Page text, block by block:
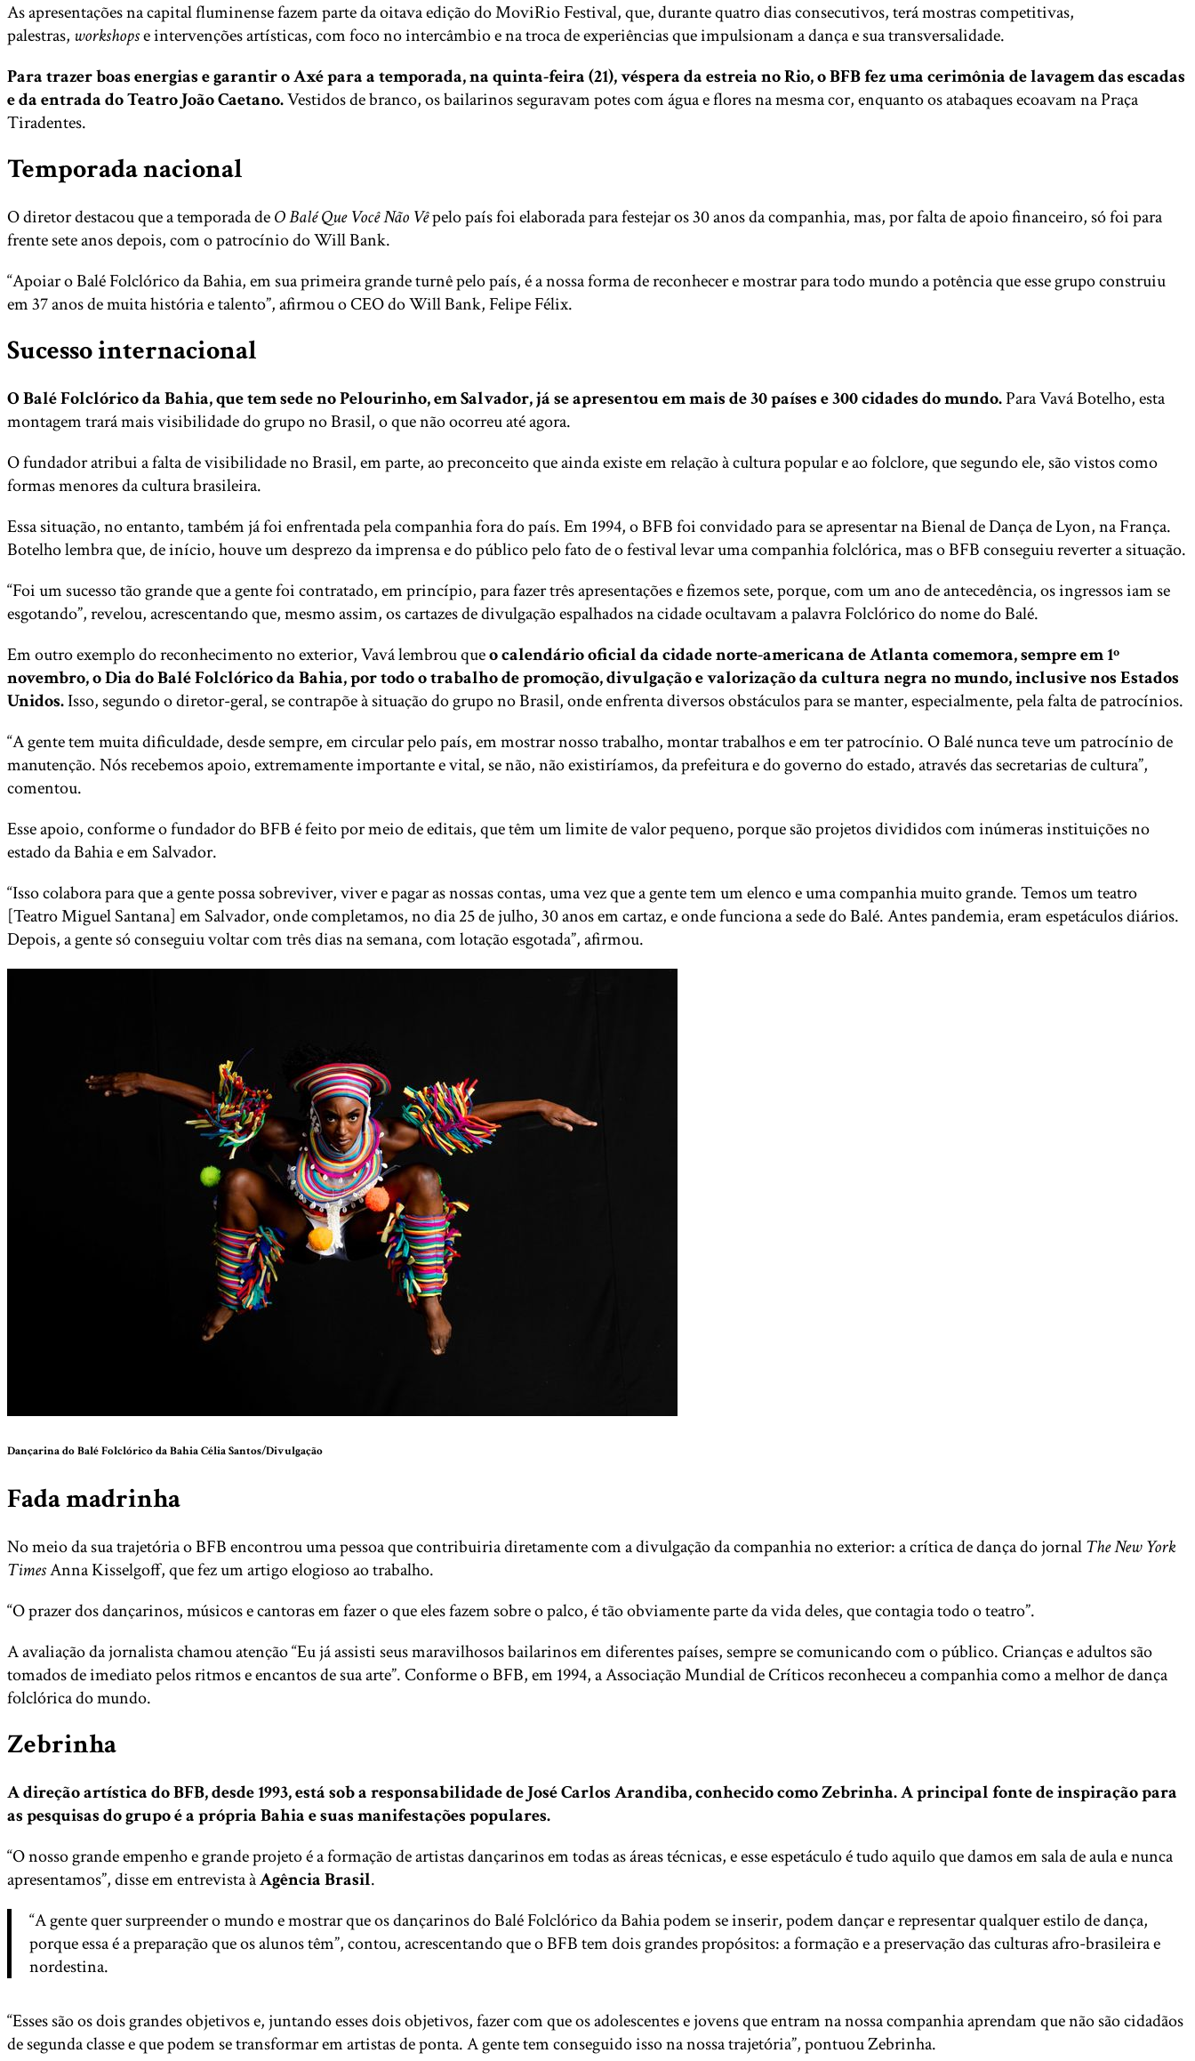
As apresentações na capital fluminense fazem parte da oitava edição do MoviRio Festival, que, durante quatro dias consecutivos, terá mostras competitivas,
palestras, workshopse intervenções artísticas, com foco no intercâmbio e na troca de experiências que impulsionam a dança e sua transversalidade.
Para trazer boas energias e garantir o Axé para a temporada, na quinta-feira (21), véspera da estreia no Rio, o BFB fez uma cerimônia de lavagem das escadas
e da entrada do Teatro João Caetano.Vestidos de branco, os bailarinos seguravam potes com água e flores na mesma cor, enquanto os atabaques ecoavam na Praça
Tiradentes.
Temporada nacional
O diretor destacou que a temporada deO Balé Que Você Não Vêpelo país foi elaborada para festejar os 30 anos da companhia, mas, por falta de apoio financeiro, só foi para
frente sete anos depois, com o patrocínio do Will Bank.
“Apoiar o Balé Folclórico da Bahia, em sua primeira grande turnê pelo país, é a nossa forma de reconhecer e mostrar para todo mundo a potência que esse grupo construiu
em 37 anos de muita história e talento”, afirmou o CEO do Will Bank, Felipe Félix.
Sucesso internacional
O Balé Folclórico da Bahia, que tem sede no Pelourinho, em Salvador, já se apresentou em mais de 30 países e 300 cidades do mundo.Para Vavá Botelho, esta
montagem trará mais visibilidade do grupo no Brasil, o que não ocorreu até agora.
O fundador atribui a falta de visibilidade no Brasil, em parte, ao preconceito que ainda existe em relação à cultura popular e ao folclore, que segundo ele, são vistos como
formas menores da cultura brasileira.
Essa situação, no entanto, também já foi enfrentada pela companhia fora do país. Em 1994, o BFB foi convidado para se apresentar na Bienal de Dança de Lyon, na França.
Botelho lembra que, de início, houve um desprezo da imprensa e do público pelo fato de o festival levar uma companhia folclórica, mas o BFB conseguiu reverter a situação.
“Foi um sucesso tão grande que a gente foi contratado, em princípio, para fazer três apresentações e fizemos sete, porque, com um ano de antecedência, os ingressos iam se
esgotando”, revelou, acrescentando que, mesmo assim, os cartazes de divulgação espalhados na cidade ocultavam a palavra Folclórico do nome do Balé.
Em outro exemplo do reconhecimento no exterior, Vavá lembrou queo calendário oficial da cidade norte-americana de Atlanta comemora, sempre em 1º
novembro, o Dia do Balé Folclórico da Bahia, por todo o trabalho de promoção, divulgação e valorização da cultura negra no mundo, inclusive nos Estados
Unidos.Isso, segundo o diretor-geral, se contrapõe à situação do grupo no Brasil, onde enfrenta diversos obstáculos para se manter, especialmente, pela falta de patrocínios.
“A gente tem muita dificuldade, desde sempre, em circular pelo país, em mostrar nosso trabalho, montar trabalhos e em ter patrocínio. O Balé nunca teve um patrocínio de
manutenção. Nós recebemos apoio, extremamente importante e vital, se não, não existiríamos, da prefeitura e do governo do estado, através das secretarias de cultura”,
comentou.
Esse apoio, conforme o fundador do BFB é feito por meio de editais, que têm um limite de valor pequeno, porque são projetos divididos com inúmeras instituições no
estado da Bahia e em Salvador.
“Isso colabora para que a gente possa sobreviver, viver e pagar as nossas contas, uma vez que a gente tem um elenco e uma companhia muito grande. Temos um teatro
[Teatro Miguel Santana] em Salvador, onde completamos, no dia 25 de julho, 30 anos em cartaz, e onde funciona a sede do Balé. Antes pandemia, eram espetáculos diários.
Depois, a gente só conseguiu voltar com três dias na semana, com lotação esgotada”, afirmou.
Dançarina do Balé Folclórico da BahiaCélia Santos/Divulgação
Fada madrinha
No meio da sua trajetória o BFB encontrou uma pessoa que contribuiria diretamente com a divulgação da companhia no exterior: a crítica de dança do jornalThe New York
TimesAnna Kisselgoff, que fez um artigo elogioso ao trabalho.
“O prazer dos dançarinos, músicos e cantoras em fazer o que eles fazem sobre o palco, é tão obviamente parte da vida deles, que contagia todo o teatro”.
A avaliação da jornalista chamou atenção “Eu já assisti seus maravilhosos bailarinos em diferentes países, sempre se comunicando com o público. Crianças e adultos são
tomados de imediato pelos ritmos e encantos de sua arte”. Conforme o BFB, em 1994, a Associação Mundial de Críticos reconheceu a companhia como a melhor de dança
folclórica do mundo.
Zebrinha
A direção artística do BFB, desde 1993, está sob a responsabilidade de José Carlos Arandiba, conhecido como Zebrinha. A principal fonte de inspiração para
as pesquisas do grupo é a própria Bahia e suas manifestações populares.
“O nosso grande empenho e grande projeto é a formação de artistas dançarinos em todas as áreas técnicas, e esse espetáculo é tudo aquilo que damos em sala de aula e nunca
apresentamos”, disse em entrevista àAgência Brasil.
“A gente quer surpreender o mundo e mostrar que os dançarinos do Balé Folclórico da Bahia podem se inserir, podem dançar e representar qualquer estilo de dança,
porque essa é a preparação que os alunos têm”, contou, acrescentando que o BFB tem dois grandes propósitos: a formação e a preservação das culturas afro-brasileira e
nordestina.
“Esses são os dois grandes objetivos e, juntando esses dois objetivos, fazer com que os adolescentes e jovens que entram na nossa companhia aprendam que não são cidadãos
de segunda classe e que podem se transformar em artistas de ponta. A gente tem conseguido isso na nossa trajetória”, pontuou Zebrinha.